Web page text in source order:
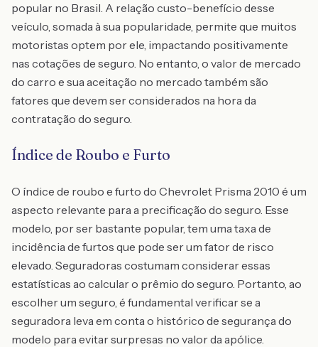
popular no Brasil. A relação custo-benefício desse
veículo, somada à sua popularidade, permite que muitos
motoristas optem por ele, impactando positivamente
nas cotações de seguro. No entanto, o valor de mercado
do carro e sua aceitação no mercado também são
fatores que devem ser considerados na hora da
contratação do seguro.
Índice de Roubo e Furto
O índice de roubo e furto do Chevrolet Prisma 2010 é um
aspecto relevante para a precificação do seguro. Esse
modelo, por ser bastante popular, tem uma taxa de
incidência de furtos que pode ser um fator de risco
elevado. Seguradoras costumam considerar essas
estatísticas ao calcular o prêmio do seguro. Portanto, ao
escolher um seguro, é fundamental verificar se a
seguradora leva em conta o histórico de segurança do
modelo para evitar surpresas no valor da apólice.